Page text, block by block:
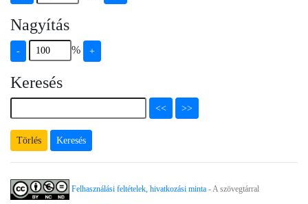
Nagyítás
- % +
Keresés
<< >>
Keresés
Felhasználási feltételek, hivatkozási minta- A szövegtárral